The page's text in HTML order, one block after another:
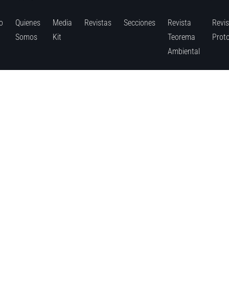
Quienes
Somos
Media
Kit
Revistas Secciones
Revista
Teorema
Ambiental